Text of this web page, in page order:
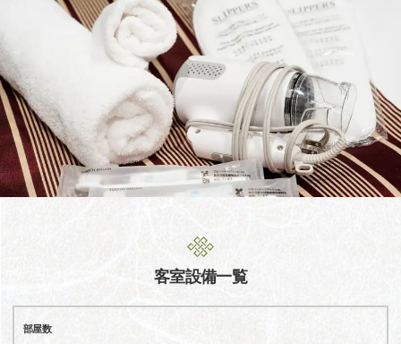
客室設備一覧
部屋数